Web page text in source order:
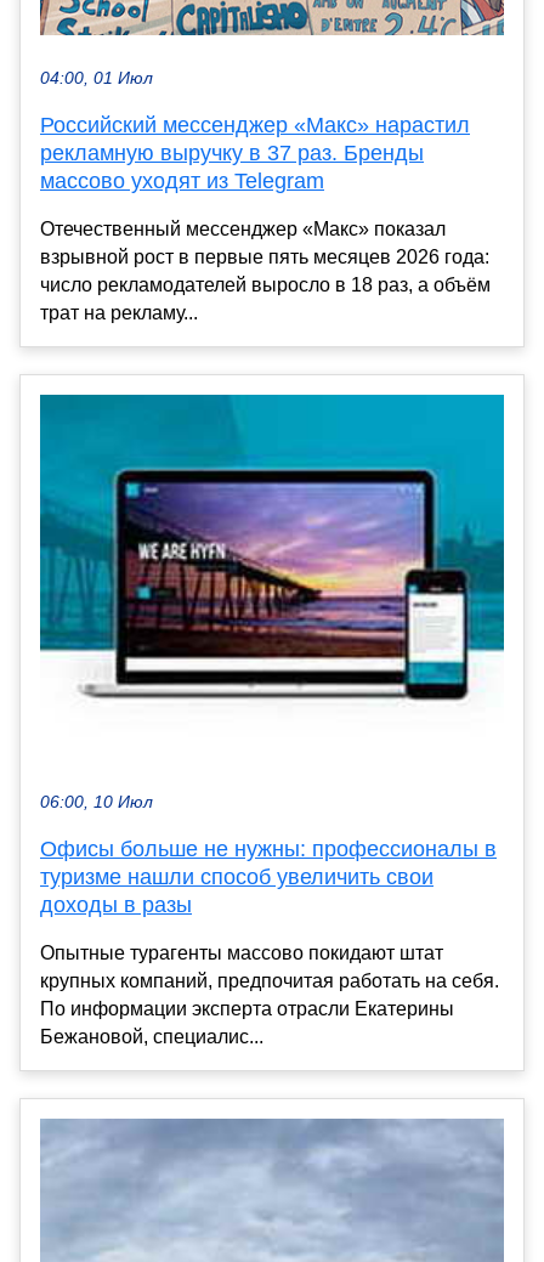
04:00, 01 Июл
Российский мессенджер «Макс» нарастил
рекламную выручку в 37 раз. Бренды
массово уходят из Telegram
Отечественный мессенджер «Макс» показал
взрывной рост в первые пять месяцев 2026 года:
число рекламодателей выросло в 18 раз, а объём
трат на рекламу...
06:00, 10 Июл
Офисы больше не нужны: профессионалы в
туризме нашли способ увеличить свои
доходы в разы
Опытные турагенты массово покидают штат
крупных компаний, предпочитая работать на себя.
По информации эксперта отрасли Екатерины
Бежановой, специалис...